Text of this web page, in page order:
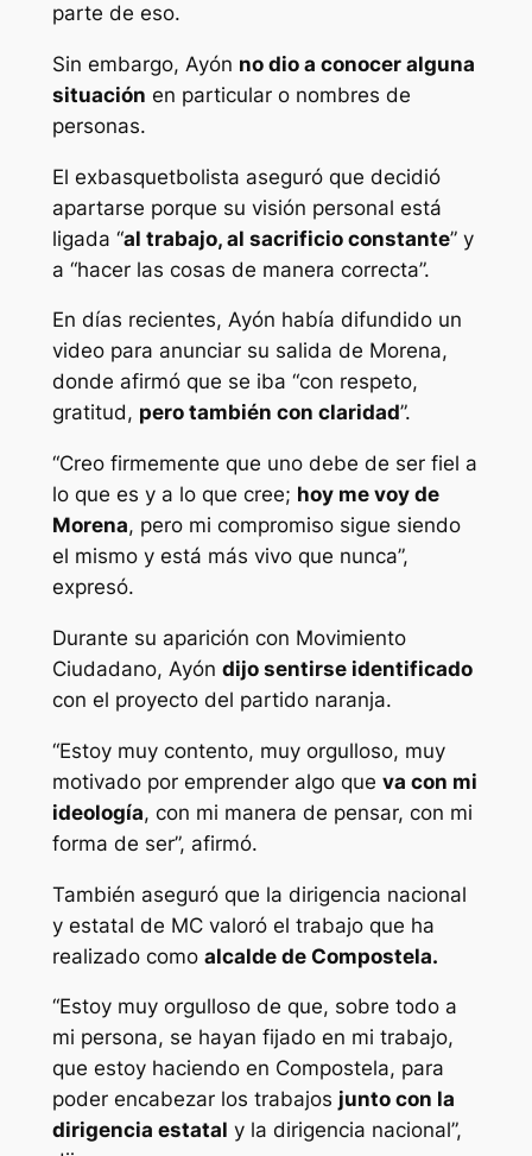
parte de eso.
Sin embargo, Ayón no dio a conocer alguna
situación en particular o nombres de
personas.
El exbasquetbolista aseguró que decidió
apartarse porque su visión personal está
ligada “al trabajo, al sacrificio constante” y
a “hacer las cosas de manera correcta”.
En días recientes, Ayón había difundido un
video para anunciar su salida de Morena,
donde afirmó que se iba “con respeto,
gratitud, pero también con claridad”.
“Creo firmemente que uno debe de ser fiel a
lo que es y a lo que cree; hoy me voy de
Morena, pero mi compromiso sigue siendo
el mismo y está más vivo que nunca”,
expresó.
Durante su aparición con Movimiento
Ciudadano, Ayón dijo sentirse identificado
con el proyecto del partido naranja.
“Estoy muy contento, muy orgulloso, muy
motivado por emprender algo que va con mi
ideología, con mi manera de pensar, con mi
forma de ser”, afirmó.
También aseguró que la dirigencia nacional
y estatal de MC valoró el trabajo que ha
realizado como alcalde de Compostela.
“Estoy muy orgulloso de que, sobre todo a
mi persona, se hayan fijado en mi trabajo,
que estoy haciendo en Compostela, para
poder encabezar los trabajos junto con la
dirigencia estatal y la dirigencia nacional”,